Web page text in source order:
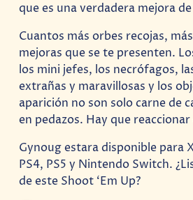
que es una verdadera mejora
Cuantos más orbes recojas,
mejoras que se te presenten.
los mini jefes, los necrófagos,
extrañas y maravillosas y los
aparición no son solo carne de
en pedazos. Hay que
Gynoug estara disponible para
PS4, PS5 y Nintendo Switch.
de este Shoot ‘Em Up?